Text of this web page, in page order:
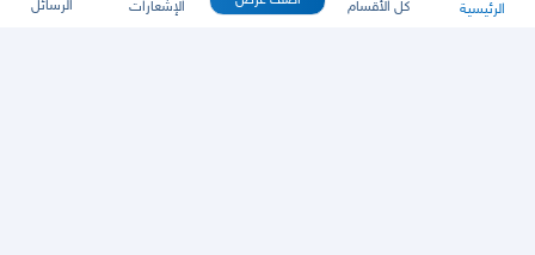
الرئيسية كل الأقسام الإشعارات الرسائل